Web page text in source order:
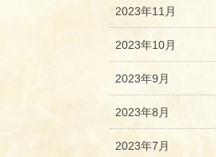
2023年11月
2023年10月
2023年9月
2023年8月
2023年7月